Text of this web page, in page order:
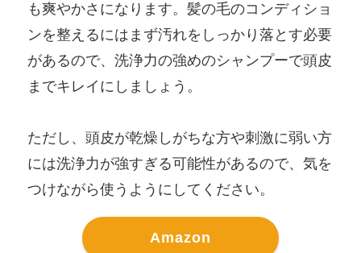
も爽やかさになります。髪の毛のコンディショ
ンを整えるにはまず汚れをしっかり落とす必要
があるので、洗浄力の強めのシャンプーで頭皮
までキレイにしましょう。
ただし、頭皮が乾燥しがちな方や刺激に弱い方
には洗浄力が強すぎる可能性があるので、気を
つけながら使うようにしてください。
Amazon